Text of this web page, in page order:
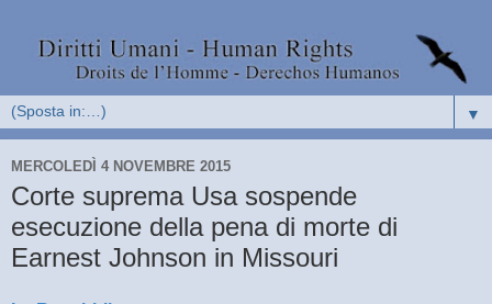
▼
MERCOLEDÌ 4 NOVEMBRE 2015
Corte suprema Usa sospende
esecuzione della pena di morte di
Earnest Johnson in Missouri